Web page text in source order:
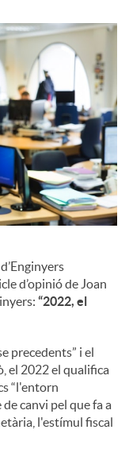
d’opinió de Joan
“2022, el
precedents” i el
el 2022 el qualifica
“l'entorn
canvi pel que fa a
l'estímul fiscal